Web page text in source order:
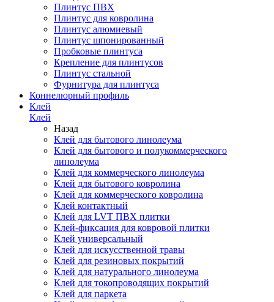
Плинтус ПВХ
Плинтус для ковролина
Плинтус алюмиевый
Плинтус шпонированный
Пробковые плинтуса
Крепление для плинтусов
Плинтус стальной
Фурнитура для плинтуса
Коннелюрный профиль
Клей
Клей
Назад
Клей для бытового линолеума
Клей для бытового и полукоммерческого
линолеума
Клей для коммерческого линолеума
Клей для бытового ковролина
Клей для коммерческого ковролина
Клей контактный
Клей для LVT ПВХ плитки
Клей-фиксация для ковровой плитки
Клей универсальный
Клей для искусственной травы
Клей для резиновых покрытий
Клей для натурального линолеума
Клей для токопроводящих покрытий
Клей для паркета